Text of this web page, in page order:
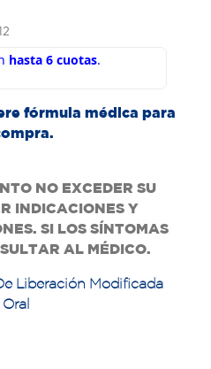
fórmula médica para
NO EXCEDER SU
INDICACIONES Y
SI LOS SÍNTOMAS
AL MÉDICO.
Liberación Modificada